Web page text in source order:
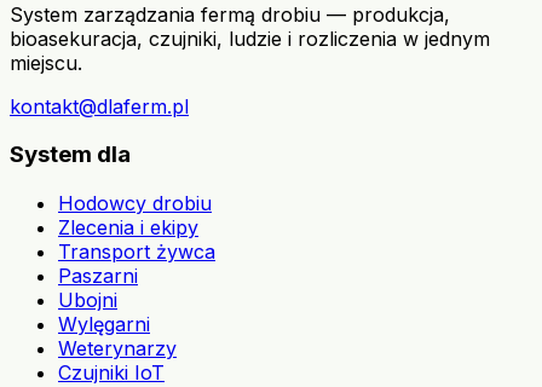
System zarządzania fermą drobiu — produkcja,
bioasekuracja, czujniki, ludzie i rozliczenia w jednym
miejscu.
kontakt@dlaferm.pl
System dla
Hodowcy drobiu
Zlecenia i ekipy
Transport żywca
Paszarni
Ubojni
Wylęgarni
Weterynarzy
Czujniki IoT